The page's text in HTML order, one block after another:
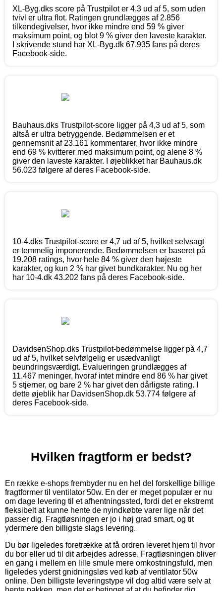
XL-Byg.dks score på Trustpilot er 4,3 ud af 5, som uden
tvivl er ultra flot. Ratingen grundlægges af 2.856
tilkendegivelser, hvor ikke mindre end 59 % giver
maksimum point, og blot 9 % giver den laveste karakter.
I skrivende stund har XL-Byg.dk 67.935 fans på deres
Facebook-side.
Bauhaus.dks Trustpilot-score ligger på 4,3 ud af 5, som
altså er ultra betryggende. Bedømmelsen er et
gennemsnit af 23.161 kommentarer, hvor ikke mindre
end 69 % kvitterer med maksimum point, og alene 8 %
giver den laveste karakter. I øjeblikket har Bauhaus.dk
56.023 følgere af deres Facebook-side.
10-4.dks Trustpilot-score er 4,7 ud af 5, hvilket selvsagt
er temmelig imponerende. Bedømmelsen er baseret på
19.208 ratings, hvor hele 84 % giver den højeste
karakter, og kun 2 % har givet bundkarakter. Nu og her
har 10-4.dk 43.202 fans på deres Facebook-side.
DavidsenShop.dks Trustpilot-bedømmelse ligger på 4,7
ud af 5, hvilket selvfølgelig er usædvanligt
beundringsværdigt. Evalueringen grundlægges af
11.467 meninger, hvoraf intet mindre end 86 % har givet
5 stjerner, og bare 2 % har givet den dårligste rating. I
dette øjeblik har DavidsenShop.dk 53.774 følgere af
deres Facebook-side.
Hvilken fragtform er bedst?
En række e-shops frembyder nu en hel del forskellige billige
fragtformer til ventilator 50w. En der er meget populær er nu
om dage levering til et afhentningssted, fordi det er ekstremt
fleksibelt at kunne hente de nyindkøbte varer lige når det
passer dig. Fragtløsningen er jo i høj grad smart, og tit
ydermere den billigste slags levering.
Du bør ligeledes foretrække at få ordren leveret hjem til hvor
du bor eller ud til dit arbejdes adresse. Fragtløsningen bliver
en gang i mellem en lille smule mere omkostningsfuld, men
ligeledes yderst gnidningsløs ved køb af ventilator 50w
online. Den billigste leveringstype vil dog altid være selv at